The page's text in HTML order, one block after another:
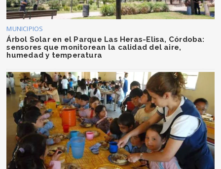
MUNICIPIOS
Árbol Solar en el Parque Las Heras-Elisa, Córdoba:
sensores que monitorean la calidad del aire,
humedad y temperatura